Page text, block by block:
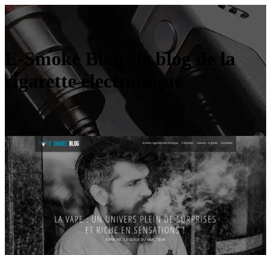
E-Smoke Blog | le blog de la
cigarette électronique